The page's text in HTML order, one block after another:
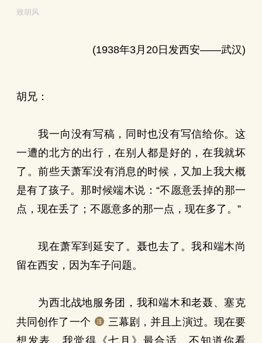
致胡风
(1938年3月20日发西安——武汉)
胡兄：
我一向没有写稿，同时也没有写信给你。这
一遭的北方的出行，在别人都是好的，在我就坏
了。前些天萧军没有消息的时候，又加上我大概
是有了孩子。那时候端木说：“不愿意丢掉的那一
点，现在丢了；不愿意多的那一点，现在多了。”
现在萧军到延安了。聂也去了。我和端木尚
留在西安，因为车子问题。
为西北战地服务团，我和端木和老聂、塞克
共同创作了一个
三幕剧，并且上演过。现在要
想发表，我觉得《七月》最合适，不知道你看